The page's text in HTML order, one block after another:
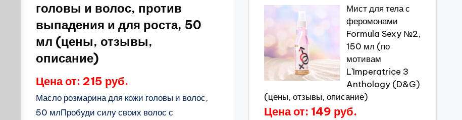
головы и волос, против
выпадения и для роста, 50
мл (цены, отзывы,
описание)
Цена от: 215 руб.
Масло розмарина для кожи головы и волос,
50 млПробуди силу своих волос с
Мист для тела с
феромонами
Formula Sexy №2,
150 мл (по
мотивам
L`Imperatrice 3
Anthology (D&G)
(цены, отзывы, описание)
Цена от: 149 руб.